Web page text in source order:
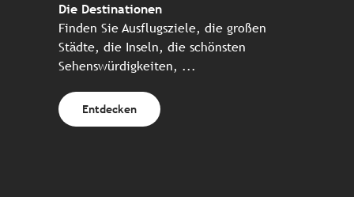
Die Destinationen
Finden Sie Ausflugsziele, die großen
Städte, die Inseln, die schönsten
Sehenswürdigkeiten, ...
Entdecken